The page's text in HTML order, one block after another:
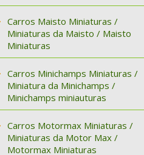
Carros Maisto Miniaturas /
Miniaturas da Maisto / Maisto
Miniaturas
Carros Minichamps Miniaturas /
Miniatura da Minichamps /
Minichamps miniauturas
Carros Motormax Miniaturas /
Miniaturas da Motor Max /
Motormax Miniaturas